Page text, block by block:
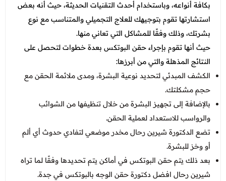
بكافة أنواعه، وباستخدام أحدث التقنيات الحديثة، حيث أنه بعض
استشارتها تقوم بتوجيهك للعلاج التجميلي والمتناسب مع نوع
بشرتك، وذلك وفقًا للمشاكل التي تعاني منها.
حيث أنها تقوم بإجراء حقن البوتكس بعدة خطوات لتحصل على
النتائج المذهلة والتي من أبرزها:
الكشف المبدئي لتحديد نوعية البشرة، ومدى ملائمة الحقن مع
حجم مشكلتك.
بالإضافة إلى تجهيز البشرة من خلال تنظيفها من الشوائب
والرواسب للاستعداد لعملية الحقن.
تضع الدكتورة شيرين رحال مخدر موضعي لتفادي حدوث أي ألم
أو وخز للبشرة.
بعد ذلك يتم حقن البوتكس في أماكن يتم تحديدها وفقًا لما تراه
شيرين رحال افضل دكتورة حقن الوجه بالبوتكس في جدة.